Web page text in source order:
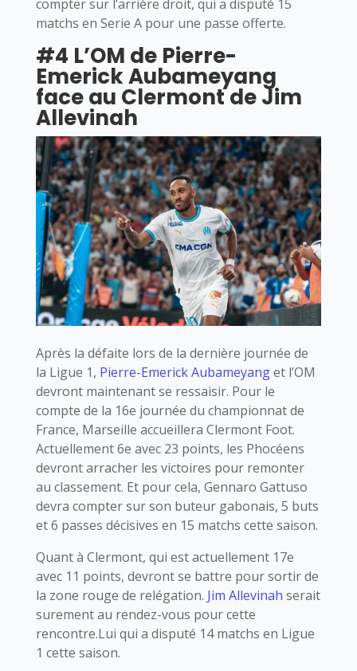
compter sur l’arrière droit, qui a disputé 15
matchs en Serie A pour une passe offerte.
#4 L’OM de Pierre-
Emerick Aubameyang
face au Clermont de Jim
Allevinah
Après la défaite lors de la dernière journée de
la Ligue 1, Pierre-Emerick Aubameyanget l’OM
devront maintenant se ressaisir. Pour le
compte de la 16e journée du championnat de
France, Marseille accueillera Clermont Foot.
Actuellement 6e avec 23 points, les Phocéens
devront arracher les victoires pour remonter
au classement. Et pour cela, Gennaro Gattuso
devra compter sur son buteur gabonais, 5 buts
et 6 passes décisives en 15 matchs cette saison.
Quant à Clermont, qui est actuellement 17e
avec 11 points, devront se battre pour sortir de
la zone rouge de relégation. Jim Allevinah serait
surement au rendez-vous pour cette
rencontre.Lui qui a disputé 14 matchs en Ligue
1 cette saison.